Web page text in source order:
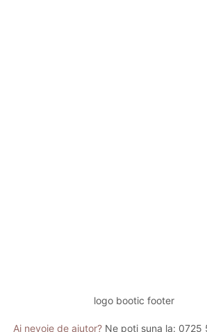
Ai nevoie de ajutor? Ne poți suna la: 0725